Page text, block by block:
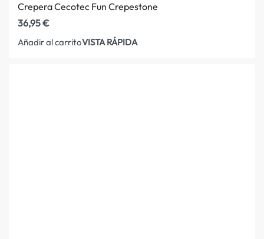
Crepera Cecotec Fun Crepestone
36,95€
Añadir al carritoVISTA RÁPIDA